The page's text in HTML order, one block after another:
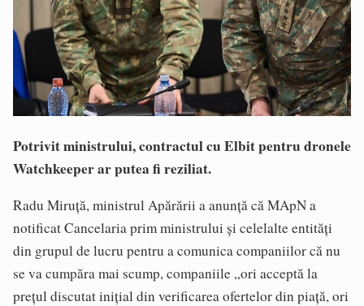
Potrivit ministrului, contractul cu Elbit pentru dronele
Watchkeeper ar putea fi reziliat.
Radu Miruţă, ministrul Apărării a anunţă că MApN a
notificat Cancelaria prim ministrului şi celelalte entităţi
din grupul de lucru pentru a comunica companiilor că nu
se va cumpăra mai scump, companiile „ori acceptă la
preţul discutat iniţial din verificarea ofertelor din piaţă, ori